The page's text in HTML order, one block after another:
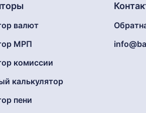
валют
МРП
комиссии
калькулятор
пени